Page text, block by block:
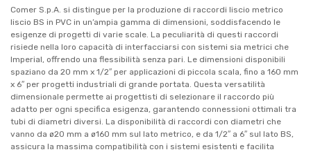
Comer S.p.A. si distingue per la produzione di raccordi liscio metrico
liscio BS in PVC in un’ampia gamma di dimensioni, soddisfacendo le
esigenze di progetti di varie scale. La peculiarità di questi raccordi
risiede nella loro capacità di interfacciarsi con sistemi sia metrici che
Imperial, offrendo una flessibilità senza pari. Le dimensioni disponibili
spaziano da 20 mm x 1/2″ per applicazioni di piccola scala, fino a 160 mm
x 6″ per progetti industriali di grande portata. Questa versatilità
dimensionale permette ai progettisti di selezionare il raccordo più
adatto per ogni specifica esigenza, garantendo connessioni ottimali tra
tubi di diametri diversi. La disponibilità di raccordi con diametri che
vanno da ø20 mm a ø160 mm sul lato metrico, e da 1/2″ a 6″ sul lato BS,
assicura la massima compatibilità con i sistemi esistenti e facilita